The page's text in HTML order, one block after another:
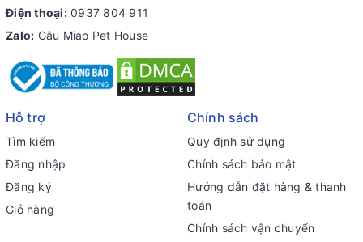
Điện thoại: 0937 804 911
Zalo: Gâu Miao Pet House
Hỗ trợ
Tìm kiếm
Đăng nhập
Đăng ký
Giỏ hàng
Chính sách
Quy định sử dụng
Chính sách bảo mật
Hướng dẫn đặt hàng & thanh
toán
Chính sách vận chuyển